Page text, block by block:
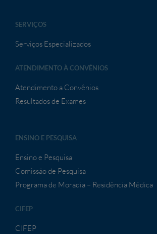
SERVIÇOS
Serviços Especializados
ATENDIMENTO À CONVÊNIOS
Atendimento a Convênios
Resultados de Exames
ENSINO E PESQUISA
Ensino e Pesquisa
Comissão de Pesquisa
Programa de Moradia – Residência Médica
CIFEP
CIFEP